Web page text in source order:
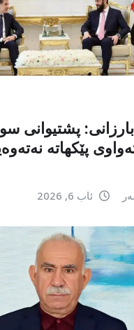
پشتیوانی
پێکهاتە
ئاب 6, 2026